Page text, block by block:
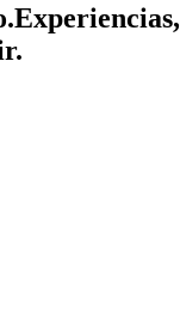
Experiencias,